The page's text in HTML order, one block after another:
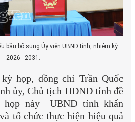
bầu bổ sung Ủy viên UBND tỉnh, nhiệm kỳ
2026 - 2031.
họp, đồng chí Trần Quốc
ủy, Chủ tịch HĐND tỉnh đề
họp này UBND tỉnh khẩn
tổ chức thực hiện hiệu quả